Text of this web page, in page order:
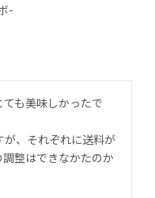
-
も美味しかったで
、それぞれに送料が
整はできなかたのか